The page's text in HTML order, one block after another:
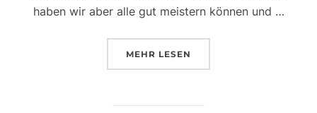
haben wir aber alle gut meistern können und …
MEHR ÜBER „TAG 12, FREITAG,
LESEN